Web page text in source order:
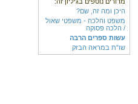
היכן ומה זה, שם?
משפט והלכה - משפטי שאול
/ הלכה פסוקה
עשות ספרים הרבה
שו"ת במראה הבזק